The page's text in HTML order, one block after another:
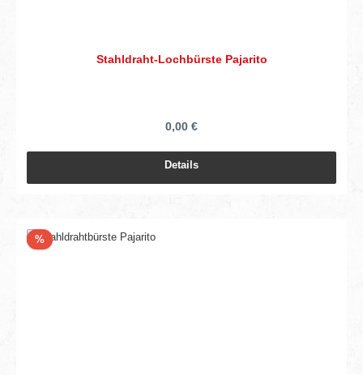
Stahldraht-Lochbürste Pajarito
0,00 €
Details
%Rabatt